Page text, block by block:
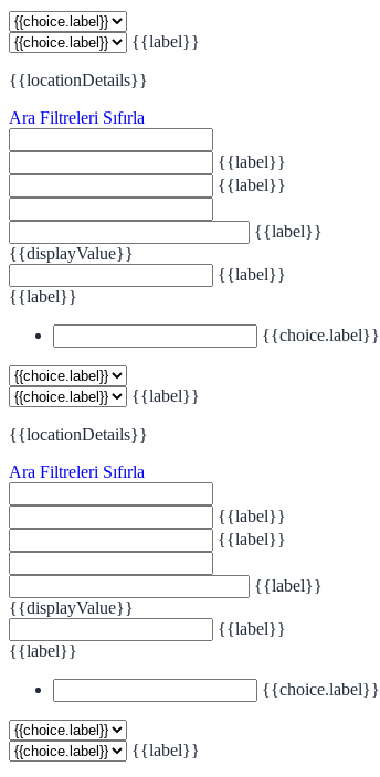
{{label}}
{{locationDetails}}
Ara Filtreleri Sıfırla
{{label}}
{{label}}
{{label}}
{{displayValue}}
{{label}}
{{label}}
{{choice.label}}
{{label}}
{{locationDetails}}
Ara Filtreleri Sıfırla
{{label}}
{{label}}
{{label}}
{{displayValue}}
{{label}}
{{label}}
{{choice.label}}
{{label}}